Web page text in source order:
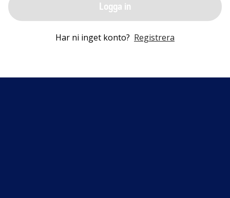
Logga in
Har ni inget konto? Registrera